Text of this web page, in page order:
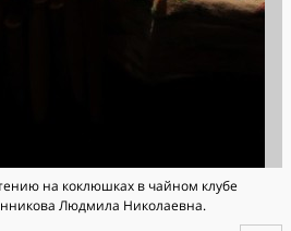
на коклюшках в чайном клубе
Людмила Николаевна.